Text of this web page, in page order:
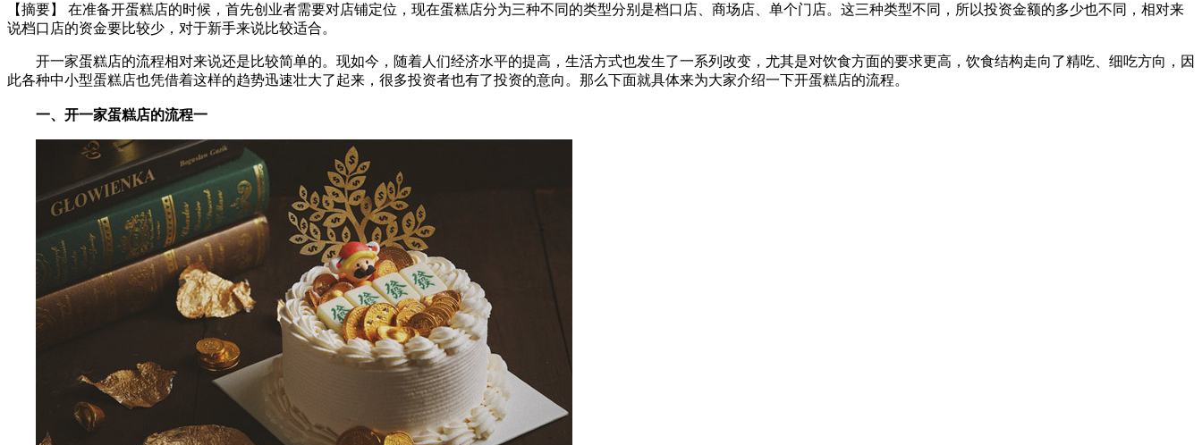
【摘要】
在准备开蛋糕店的时候，首先创业者需要对店铺定位，现在蛋糕店分为三种不同的类型分别是档口店、商场店、单个门店。这三种类型不同，所以投资金额的多少也不同，相对来
说档口店的资金要比较少，对于新手来说比较适合。
开一家蛋糕店的流程相对来说还是比较简单的。现如今，随着人们经济水平的提高，生活方式也发生了一系列改变，尤其是对饮食方面的要求更高，饮食结构走向了精吃、细吃方向，因
此各种中小型蛋糕店也凭借着这样的趋势迅速壮大了起来，很多投资者也有了投资的意向。那么下面就具体来为大家介绍一下开蛋糕店的流程。
一、开一家蛋糕店的流程一